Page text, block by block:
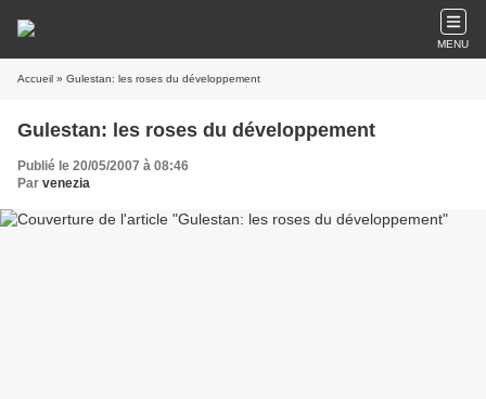
MENU
Accueil » Gulestan: les roses du développement
Gulestan: les roses du développement
Publié le 20/05/2007 à 08:46
Par venezia